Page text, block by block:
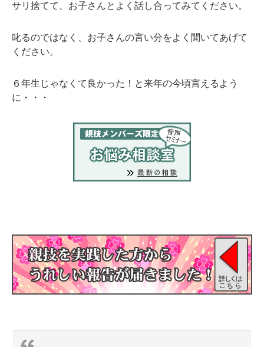
サリ捨てて、お子さんとよく話し合ってみてください。
叱るのではなく、お子さんの言い分をよく聞いてあげて
ください。
６年生じゃなくて良かった！と来年の今頃言えるよう
に・・・